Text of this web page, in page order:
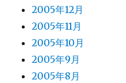
2005年12月
2005年11月
2005年10月
2005年9月
2005年8月